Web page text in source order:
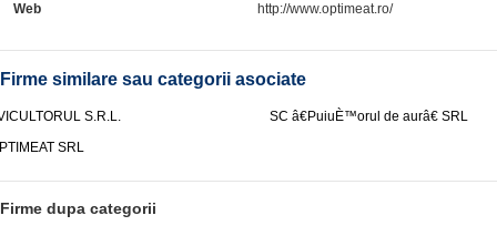
Web http://www.optimeat.ro/
Firme similare sau categorii asociate
S.R.L.
SC â€PuiuÈ™orul de aurâ€ SRL
SRL
Firme dupa categorii